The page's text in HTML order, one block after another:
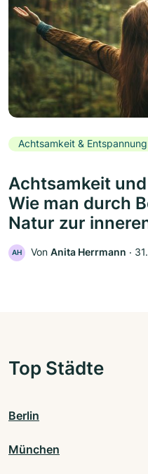
Achtsamkeit & Entspannung
Achtsamkeit
Wie man durch
Natur zur
AH Von Anita Herrmann ‧
Top Städte
Berlin
München